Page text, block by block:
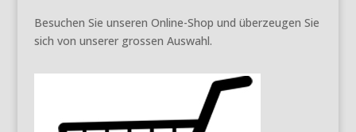
Besuchen Sie unseren Online-Shop und überzeugen Sie
sich von unserer grossen Auswahl.